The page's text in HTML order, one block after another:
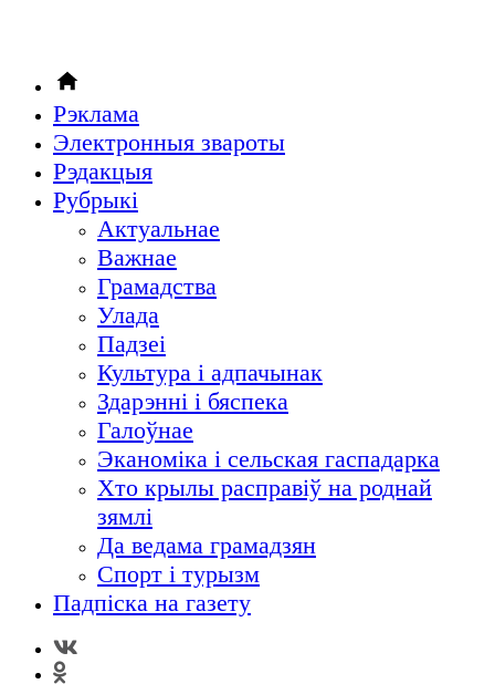
Рэклама
Электронныя звароты
Рэдакцыя
Рубрыкi
Актуальнае
Важнае
Грамадства
Улада
Падзеі
Культура і адпачынак
Здарэнні і бяспека
Галоўнае
Эканоміка і сельская гаспадарка
Хто крылы расправіў на роднай
зямлі
Да ведама грамадзян
Спорт і турызм
Падпіска на газету